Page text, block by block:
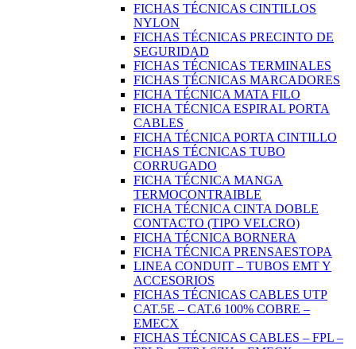
FICHAS TÉCNICAS CINTILLOS
NYLON
FICHAS TÉCNICAS PRECINTO DE
SEGURIDAD
FICHAS TÉCNICAS TERMINALES
FICHAS TÉCNICAS MARCADORES
FICHA TÉCNICA MATA FILO
FICHA TÉCNICA ESPIRAL PORTA
CABLES
FICHA TÉCNICA PORTA CINTILLO
FICHAS TÉCNICAS TUBO
CORRUGADO
FICHA TÉCNICA MANGA
TERMOCONTRAIBLE
FICHA TÉCNICA CINTA DOBLE
CONTACTO (TIPO VELCRO)
FICHA TÉCNICA BORNERA
FICHA TÉCNICA PRENSAESTOPA
LINEA CONDUIT – TUBOS EMT Y
ACCESORIOS
FICHAS TÉCNICAS CABLES UTP
CAT.5E – CAT.6 100% COBRE –
EMECX
FICHAS TÉCNICAS CABLES – FPL –